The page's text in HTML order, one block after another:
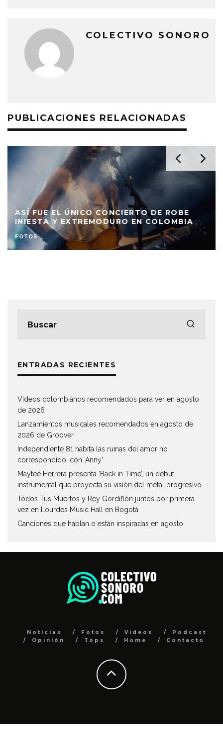
COLECTIVO SONORO
PUBLICACIONES RELACIONADAS
ASÍ FUE EL ÚNICO CONCIERTO DE ROBE
INIESTA Y EXTREMODURO EN COLOMBIA
FOTOS
ENTRADAS RECIENTES
Videos colombianos recomendados para ver en agosto
de 2026
Lanzamientos musicales recomendados en agosto de
2026 de Groover
Independiente 81 habita las ruinas del amor no
correspondido, con ‘Anny’
Mayteé Herrera presenta ‘Back in Time’, un debut
instrumental que proyecta su visión del metal progresivo
Todos Tus Muertos y Rey Gordiflón juntos por primera
vez en Lourdes Music Hall en Bogotá
Canciones que hablan o están inspiradas en agosto
Noticias Fotos Videos
Podcast
Opinión
Tops Home Contacto